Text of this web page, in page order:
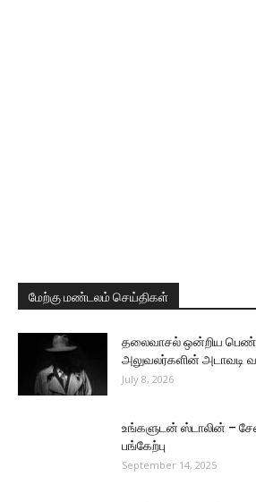
மேற்கு மண்டலம் செய்திகள்
தலைவாசல் ஒன்றிய
அலுவலர்களின் அடாவடி
July 8, 2026
உங்களுடன் ஸ்டாலின் –
பங்கேற்பு
September 14, 2025